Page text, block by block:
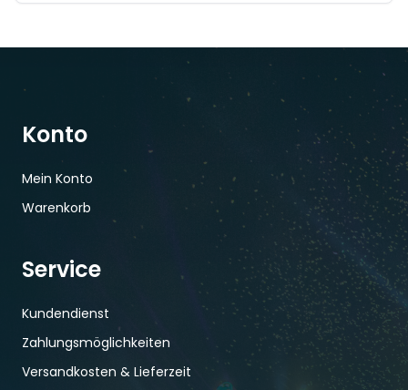
Konto
Mein Konto
Warenkorb
Service
Kundendienst
Zahlungsmöglichkeiten
Versandkosten & Lieferzeit